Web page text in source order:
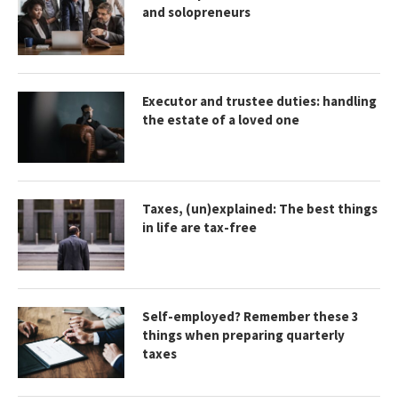
and solopreneurs
Executor and trustee duties: handling
the estate of a loved one
Taxes, (un)explained: The best things
in life are tax-free
Self-employed? Remember these 3
things when preparing quarterly
taxes